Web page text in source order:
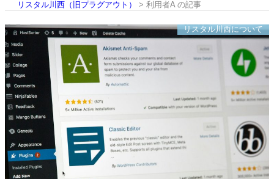
リスタル川西（旧プラグアウト） > 利用者A の記事
リスタル川西について